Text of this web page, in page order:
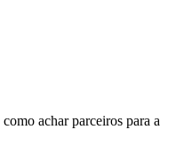
achar parceiros para a